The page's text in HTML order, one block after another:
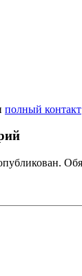
полный контакт